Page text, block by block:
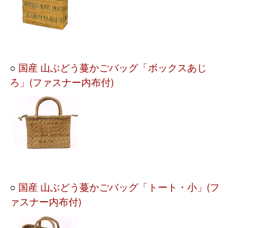
○ 国産 山ぶどう蔓かごバッグ「ボックスあじ
ろ」(ファスナー内布付)
○ 国産 山ぶどう蔓かごバッグ「トート・小」(フ
ァスナー内布付)